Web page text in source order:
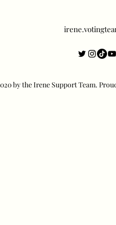
by the Irene Support Team.